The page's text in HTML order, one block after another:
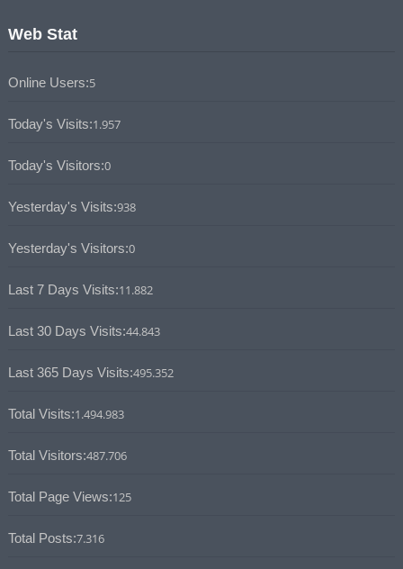
Web Stat
Online Users:5
Today's Visits:1.957
Today's Visitors:0
Yesterday's Visits:938
Yesterday's Visitors:0
Last 7 Days Visits:11.882
Last 30 Days Visits:44.843
Last 365 Days Visits:495.352
Total Visits:1.494.983
Total Visitors:487.706
Total Page Views:125
Total Posts:7.316